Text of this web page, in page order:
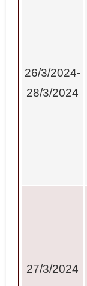
26/3/2024-
28/3/2024
27/3/2024